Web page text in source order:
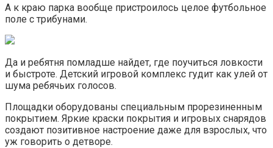
А к краю парка вообще пристроилось целое футбольное
поле с трибунами.
Да и ребятня помладше найдет, где поучиться ловкости
и быстроте. Детский игровой комплекс гудит как улей от
шума ребячьих голосов.
Площадки оборудованы специальным прорезиненным
покрытием. Яркие краски покрытия и игровых снарядов
создают позитивное настроение даже для взрослых, что
уж говорить о детворе.